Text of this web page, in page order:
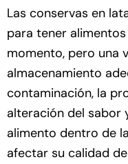
Las conservas en
para tener
momento, pero una
almacenamiento
contaminación, la
alteración del sabor
alimento dentro de
afectar su calidad